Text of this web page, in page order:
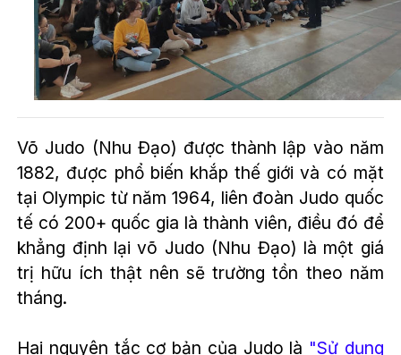
Võ Judo (Nhu Đạo) được thành lập vào năm
1882, được phổ biến khắp thế giới và có mặt
tại Olympic từ năm 1964, liên đoàn Judo quốc
tế có 200+ quốc gia là thành viên, điều đó để
khẳng định lại võ Judo (Nhu Đạo) là một giá
trị hữu ích thật nên sẽ trường tồn theo năm
tháng.
Hai nguyên tắc cơ bản của Judo là "Sử dụng